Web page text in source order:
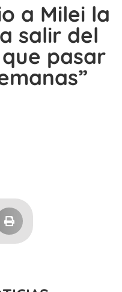
a Milei la
salir del
pasar